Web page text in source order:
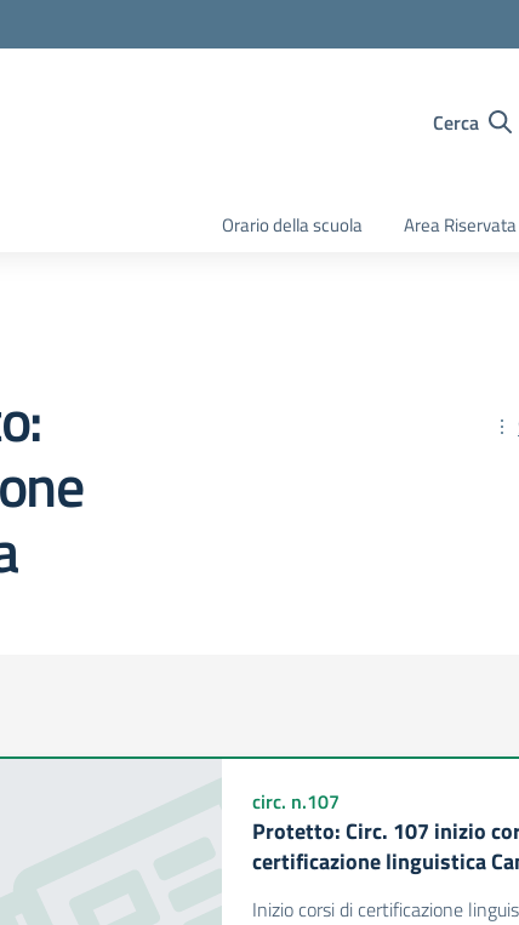
Cerca
Orario della scuola Area Riservata
circ. n.107
Protetto: Circ. 107 inizio
certificazione linguistica
Inizio corsi di certificazione